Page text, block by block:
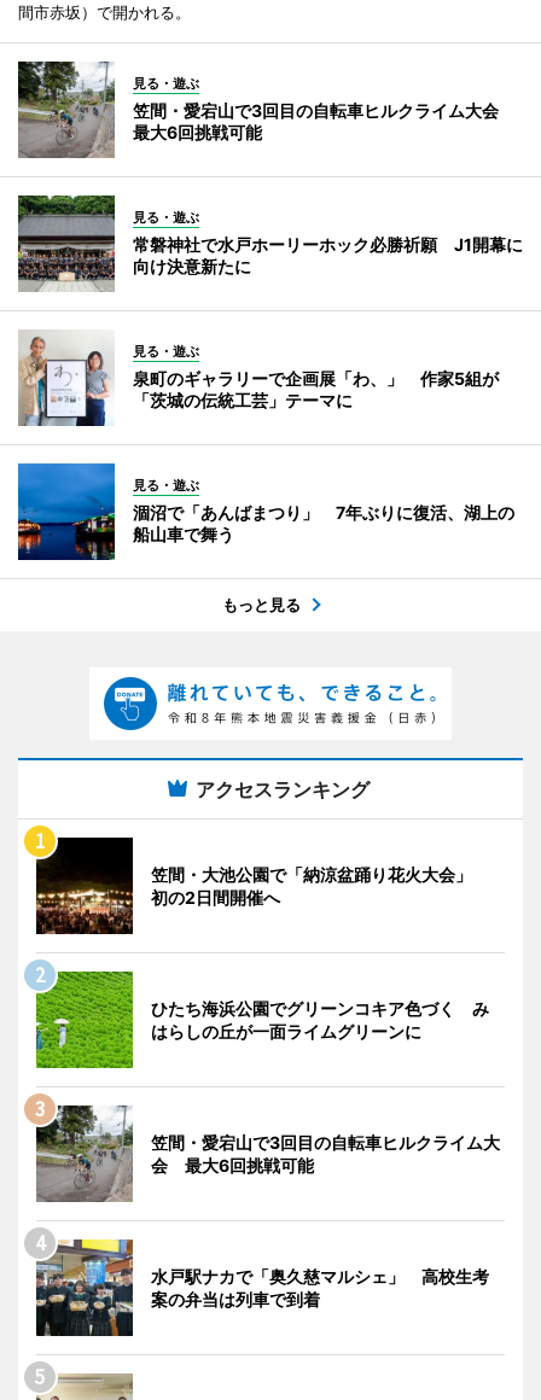
間市赤坂）で開かれる。
見る・遊ぶ
笠間・愛宕山で3回目の自転車ヒルクライム大会
最大6回挑戦可能
見る・遊ぶ
常磐神社で水戸ホーリーホック必勝祈願 J1開幕に
向け決意新たに
見る・遊ぶ
泉町のギャラリーで企画展「わ、」 作家5組が
「茨城の伝統工芸」テーマに
見る・遊ぶ
涸沼で「あんばまつり」 7年ぶりに復活、湖上の
船山車で舞う
もっと見る
アクセスランキング
笠間・大池公園で「納涼盆踊り花火大会」
初の2日間開催へ
ひたち海浜公園でグリーンコキア色づく み
はらしの丘が一面ライムグリーンに
笠間・愛宕山で3回目の自転車ヒルクライム大
会 最大6回挑戦可能
水戸駅ナカで「奥久慈マルシェ」 高校生考
案の弁当は列車で到着